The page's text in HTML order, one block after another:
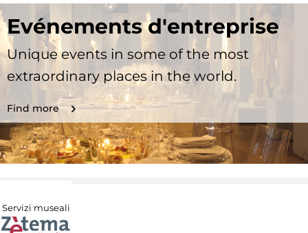
Evénements d'entreprise
Unique events in some of the most
extraordinary places in the world.
Find more
Servizi museali